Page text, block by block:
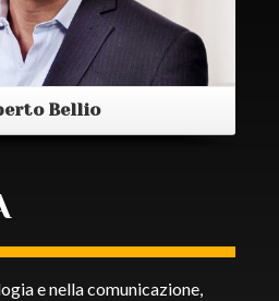
Bellio
e nella comunicazione,